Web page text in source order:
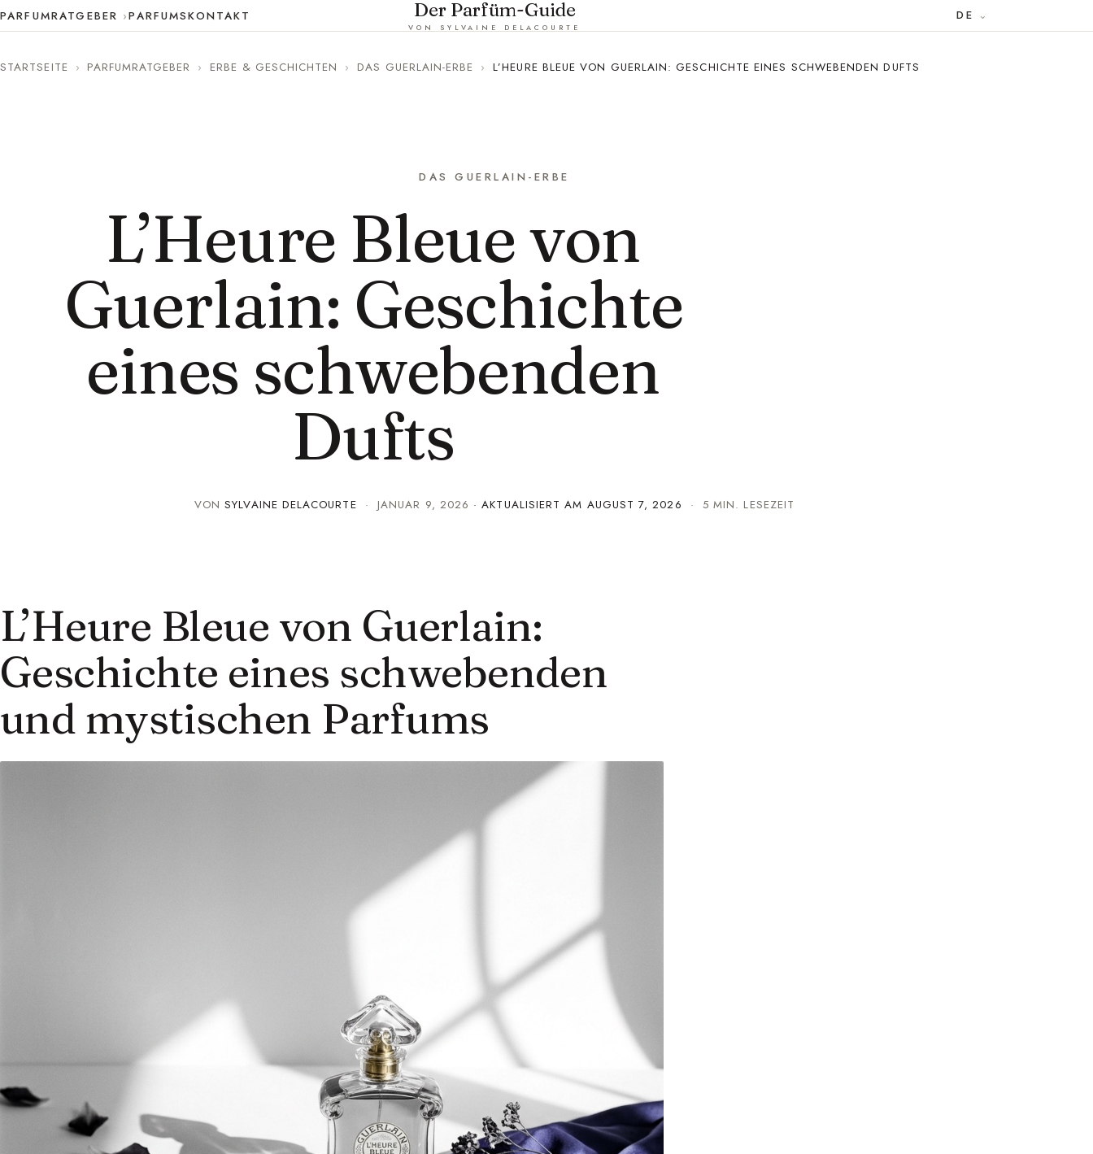
PARFUMRATGEBER PARFUMSKONTAKT Der Parfüm-Guide
VON SYLVAINE DELACOURTE
DE
STARTSEITE › PARFUMRATGEBER › ERBE & GESCHICHTEN › DAS GUERLAIN-ERBE › L’HEURE BLEUE VON GUERLAIN: GESCHICHTE EINES SCHWEBENDEN DUFTS
DAS GUERLAIN-ERBE
L’Heure Bleue von
Guerlain: Geschichte
eines schwebenden
Dufts
VONSYLVAINE DELACOURTE · JANUAR 9, 2026 · AKTUALISIERT AM AUGUST 7, 2026 · 5 MIN. LESEZEIT
L’Heure Bleue von Guerlain:
Geschichte eines schwebenden
und mystischen Parfums